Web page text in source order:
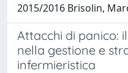
2015/2016 Brisolin,
Attacchi di panico:
nella gestione e
infermieristica